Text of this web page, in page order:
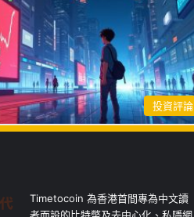
投資評論
Timetocoin 為香港首間專為中文讀